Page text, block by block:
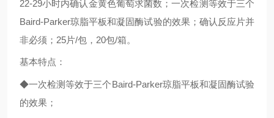
22-29小时内确认金黄色葡萄求菌数；一次检测等效于三个
Baird-Parker琼脂平板和凝固酶试验的效果；确认反应片并
非必须；25片/包，20包/箱。
基本特点：
◆一次检测等效于三个Baird-Parker琼脂平板和凝固酶试验
的效果；